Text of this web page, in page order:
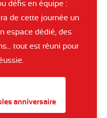
défis en équipe :
de cette journée un
espace dédié, des
tout est réuni pour
anniversaire